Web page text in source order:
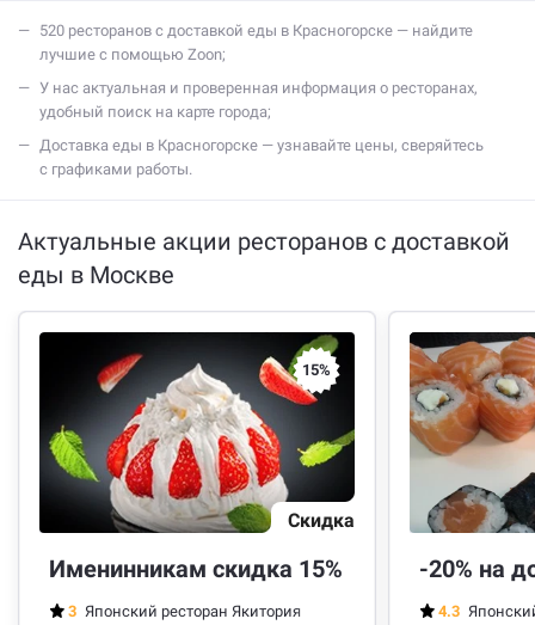
520 ресторанов с доставкой еды в Красногорске — найдите
лучшие с помощью Zoon;
У нас актуальная и проверенная информация о ресторанах,
удобный поиск на карте города;
Доставка еды в Красногорске — узнавайте цены, сверяйтесь
с графиками работы.
Актуальные акции ресторанов с доставкой
еды в Москве
15%
Скидка
Именинникам скидка 15%
3 Японский ресторан Якитория
-20% на
4.3